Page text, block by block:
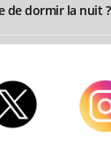
de dormir la nuit ?